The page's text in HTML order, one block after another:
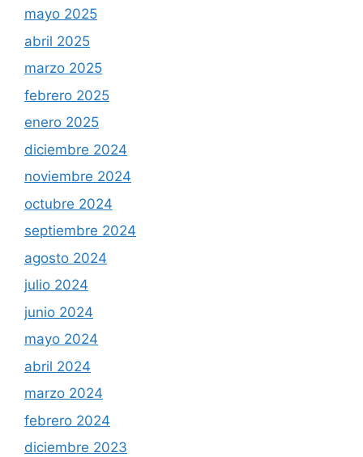
mayo 2025
abril 2025
marzo 2025
febrero 2025
enero 2025
diciembre 2024
noviembre 2024
octubre 2024
septiembre 2024
agosto 2024
julio 2024
junio 2024
mayo 2024
abril 2024
marzo 2024
febrero 2024
diciembre 2023